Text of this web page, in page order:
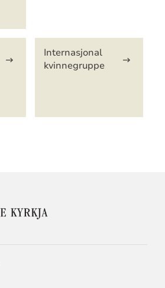
Internasjonal
kvinnegruppe
KONTAKTINFORMASJON